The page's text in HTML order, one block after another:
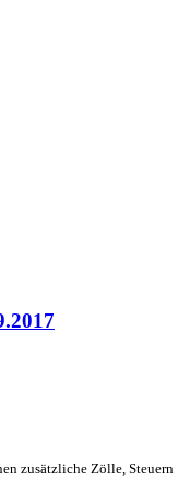
zusätzliche Zölle, Steuern